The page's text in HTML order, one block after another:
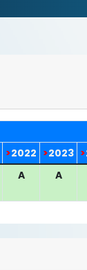
>2022 >2023 >
A A